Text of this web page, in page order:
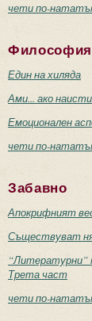
чети по-
Философия
Един на хиляда
Ами... ако
Емоционален
чети по-
Забавно
Апокрифният
Съществуват
“Литературни”
Трета част
чети по-